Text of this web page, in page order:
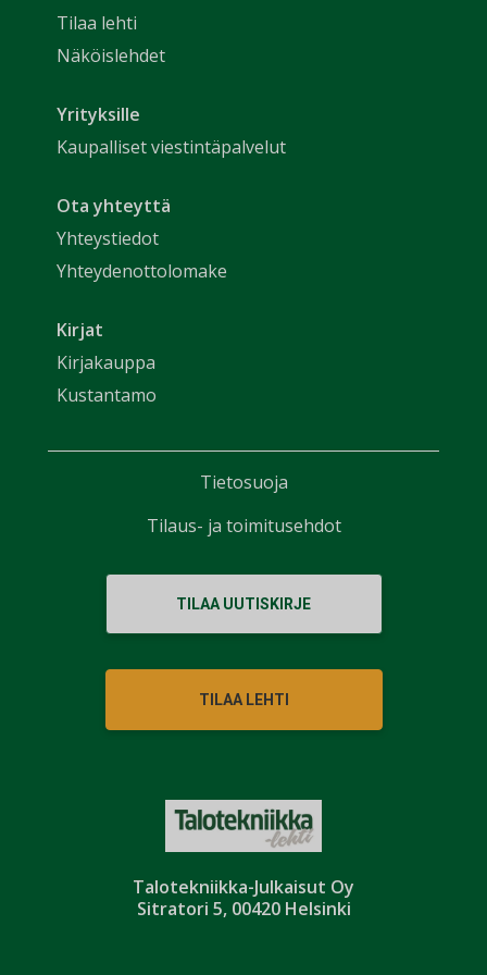
Talotekniikka-Julkaisut Oy
Sitratori 5, 00420 Helsinki
Tilaa lehti
Näköislehdet
Yrityksille
Kaupalliset viestintäpalvelut
Ota yhteyttä
Yhteystiedot
Yhteydenottolomake
Kirjat
Kirjakauppa
Kustantamo
TILAA UUTISKIRJE
TILAA LEHTI
Tietosuoja
Tilaus- ja toimitusehdot